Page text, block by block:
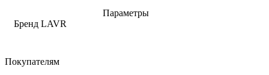
Параметры
Бренд LAVR
Покупателям